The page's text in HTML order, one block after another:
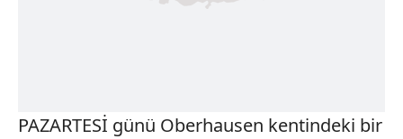
PAZARTESİ günü Oberhausen kentindeki bir